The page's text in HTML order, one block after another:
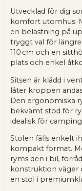
Utvecklad för dig
komfort utomhus.
en belastning på
tryggt val för
110 cm och en
plats och enkel
Sitsen är klädd i
låter kroppen
Den ergonomiska
bekvämt stöd för
idealisk för
Stolen fälls enkelt
kompakt format.
ryms den i bil,
konstruktion väger
en stol i